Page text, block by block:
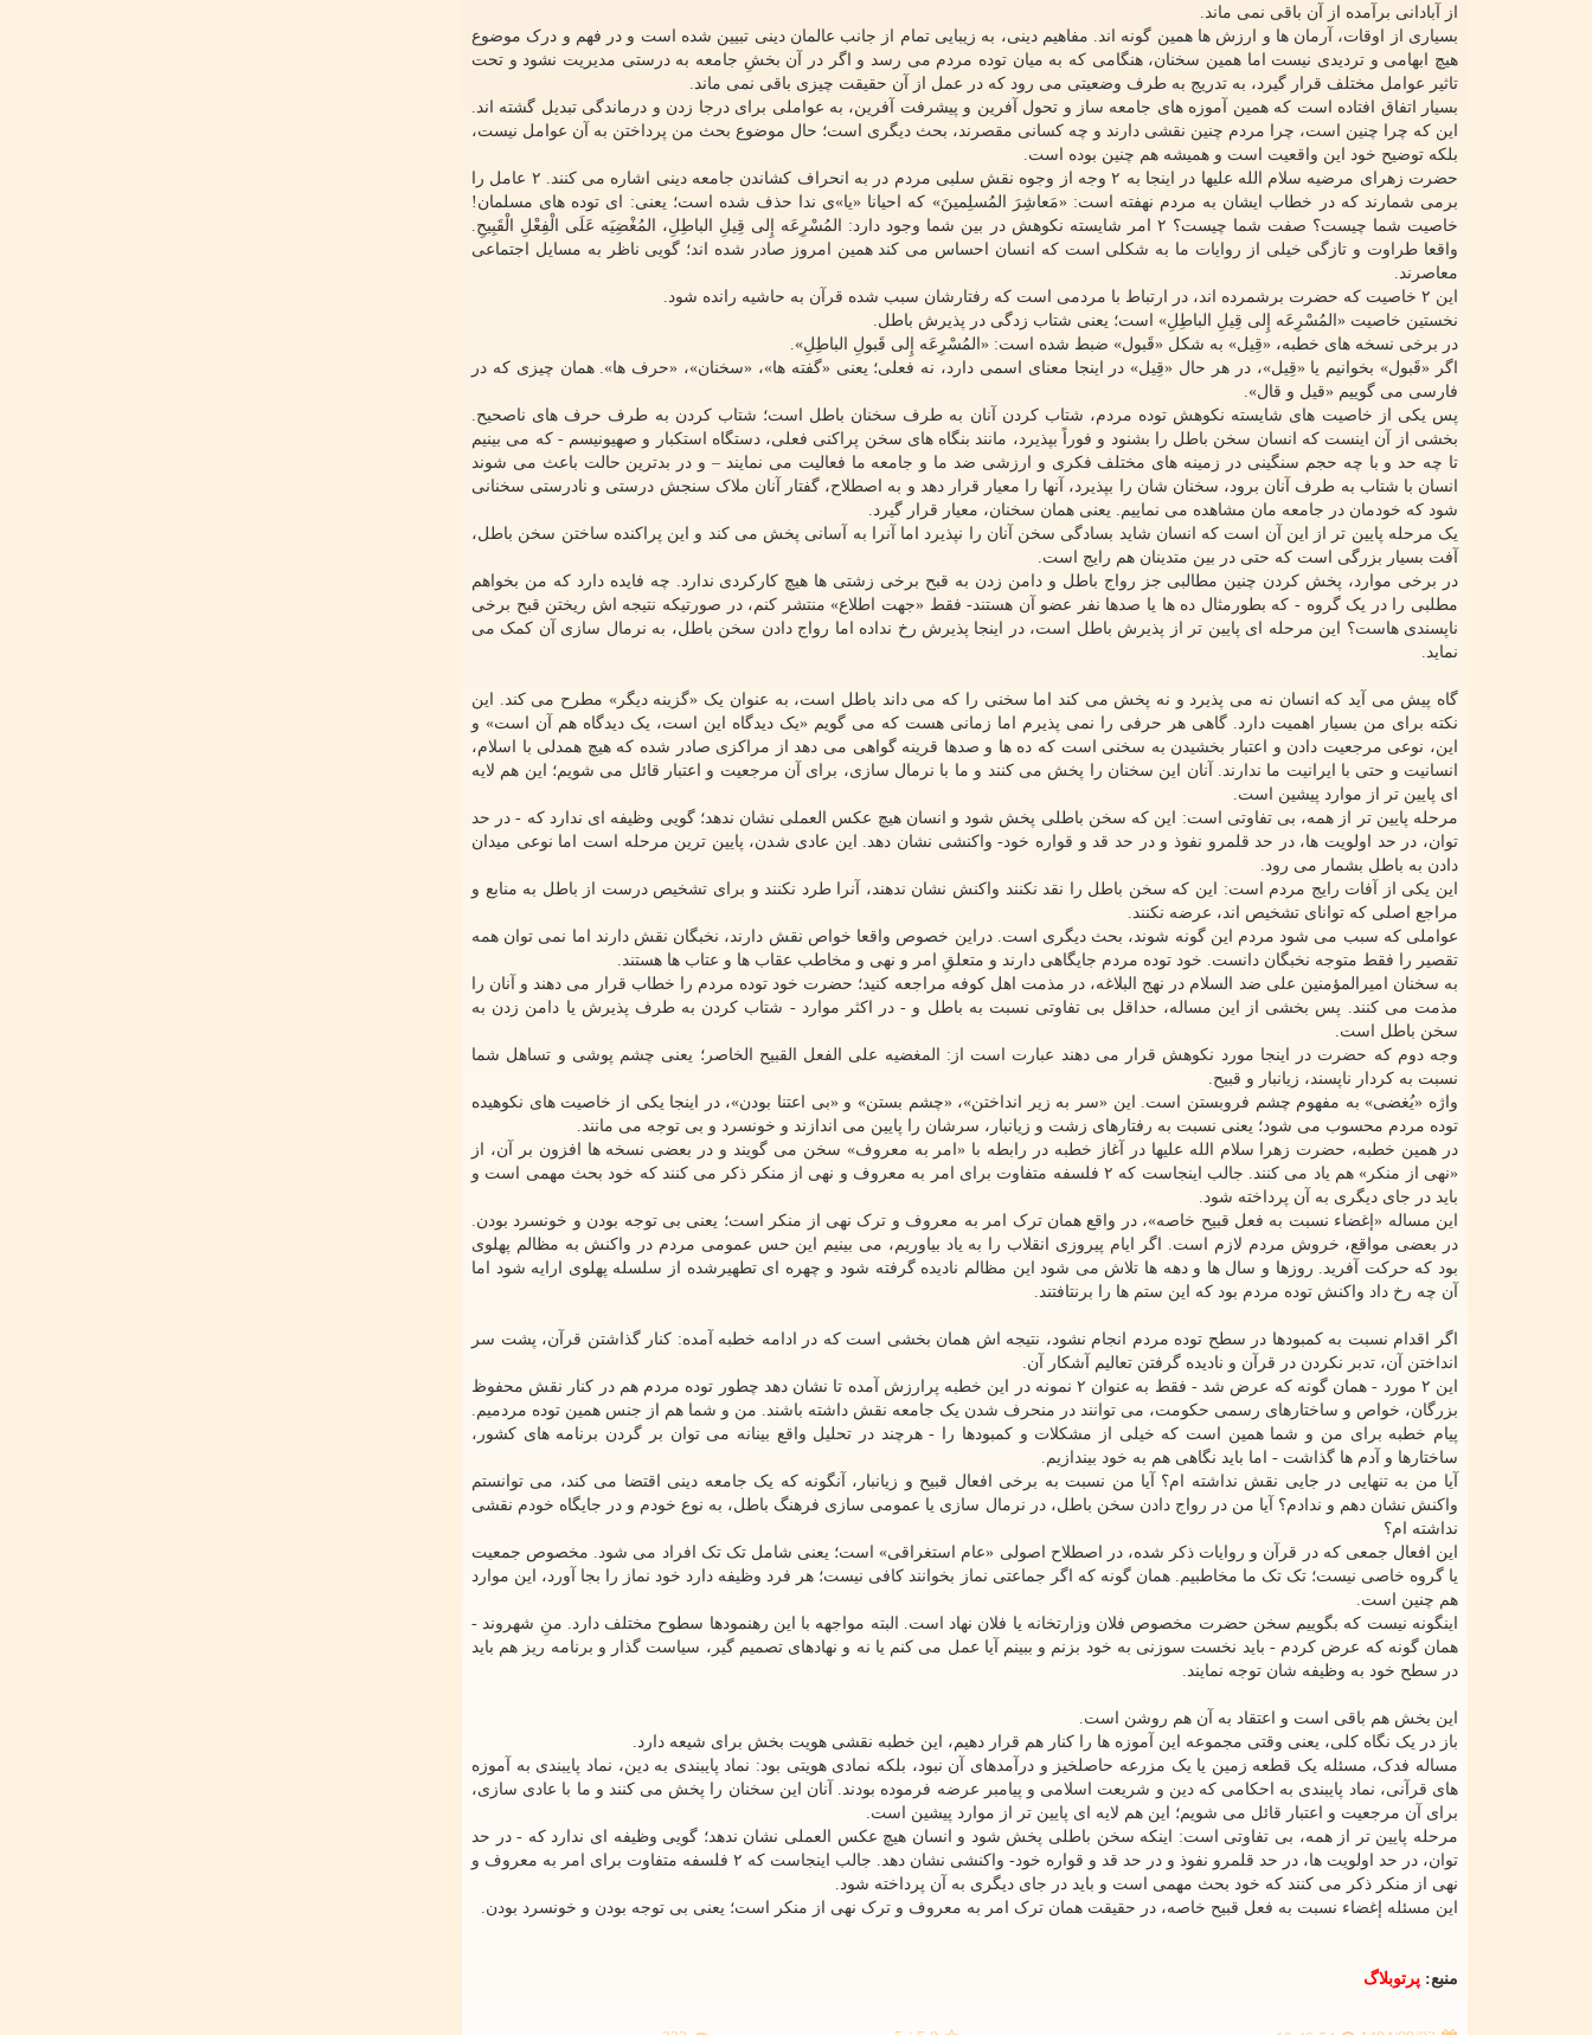
از آبادانی برآمده از آن باقی نمی ماند.
بسیاری از اوقات، آرمان ها و ارزش ها همین گونه اند. مفاهیم دینی، به زیبایی تمام از جانب عالمان دینی تبیین شده است و در فهم و درک موضوع
هیچ ابهامی و تردیدی نیست اما همین سخنان، هنگامی که به میان توده مردم می رسد و اگر در آن بخشِ جامعه به درستی مدیریت نشود و تحت
تاثیر عوامل مختلف قرار گیرد، به تدریج به طرف وضعیتی می رود که در عمل از آن حقیقت چیزی باقی نمی ماند.
بسیار اتفاق افتاده است که همین آموزه های جامعه ساز و تحول آفرین و پیشرفت آفرین، به عواملی برای درجا زدن و درماندگی تبدیل گشته اند.
این که چرا چنین است، چرا مردم چنین نقشی دارند و چه کسانی مقصرند، بحث دیگری است؛ حال موضوع بحث من پرداختن به آن عوامل نیست،
بلکه توضیح خود این واقعیت است و همیشه هم چنین بوده است.
حضرت زهرای مرضیه سلام الله علیها در اینجا به ۲ وجه از وجوه نقش سلبی مردم در به انحراف کشاندن جامعه دینی اشاره می کنند. ۲ عامل را
برمی شمارند که در خطاب ایشان به مردم نهفته است: «مَعاشِرَ المُسلِمینَ» که احیانا «یا»ی ندا حذف شده است؛ یعنی: ای توده های مسلمان!
خاصیت شما چیست؟ صفت شما چیست؟ ۲ امر شایسته نکوهش در بین شما وجود دارد: المُسْرِعَه إِلی قِیلِ الباطِلِ، المُغْضِیَه عَلَی الْفِعْلِ الْقَبِیحِ.
واقعا طراوت و تازگی خیلی از روایات ما به شکلی است که انسان احساس می کند همین امروز صادر شده اند؛ گویی ناظر به مسایل اجتماعی
معاصرند.
این ۲ خاصیت که حضرت برشمرده اند، در ارتباط با مردمی است که رفتارشان سبب شده قرآن به حاشیه رانده شود.
نخستین خاصیت «المُسْرِعَه إِلی قِیلِ الباطِلِ» است؛ یعنی شتاب زدگی در پذیرش باطل.
در برخی نسخه های خطبه، «قِیل» به شکل «قَبول» ضبط شده است: «المُسْرِعَه إِلی قَبولِ الباطِلِ».
اگر «قَبول» بخوانیم یا «قِیل»، در هر حال «قِیل» در اینجا معنای اسمی دارد، نه فعلی؛ یعنی «گفته ها»، «سخنان»، «حرف ها». همان چیزی که در
فارسی می گوییم «قیل و قال».
پس یکی از خاصیت های شایسته نکوهش توده مردم، شتاب کردن آنان به طرف سخنان باطل است؛ شتاب کردن به طرف حرف های ناصحیح.
بخشی از آن اینست که انسان سخن باطل را بشنود و فوراً بپذیرد، مانند بنگاه های سخن پراکنی فعلی، دستگاه استکبار و صهیونیسم - که می بینیم
تا چه حد و با چه حجم سنگینی در زمینه های مختلف فکری و ارزشی ضد ما و جامعه ما فعالیت می نمایند – و در بدترین حالت باعث می شوند
انسان با شتاب به طرف آنان برود، سخنان شان را بپذیرد، آنها را معیار قرار دهد و به اصطلاح، گفتار آنان ملاک سنجش درستی و نادرستی سخنانی
شود که خودمان در جامعه مان مشاهده می نماییم. یعنی همان سخنان، معیار قرار گیرد.
یک مرحله پایین تر از این آن است که انسان شاید بسادگی سخن آنان را نپذیرد اما آنرا به آسانی پخش می کند و این پراکنده ساختن سخن باطل،
آفت بسیار بزرگی است که حتی در بین متدینان هم رایج است.
در برخی موارد، پخش کردن چنین مطالبی جز رواج باطل و دامن زدن به قبح برخی زشتی ها هیچ کارکردی ندارد. چه فایده دارد که من بخواهم
مطلبی را در یک گروه - که بطورمثال ده ها یا صدها نفر عضو آن هستند- فقط «جهت اطلاع» منتشر کنم، در صورتیکه نتیجه اش ریختن قبح برخی
ناپسندی هاست؟ این مرحله ای پایین تر از پذیرش باطل است، در اینجا پذیرش رخ نداده اما رواج دادن سخن باطل، به نرمال سازی آن کمک می
نماید.
گاه پیش می آید که انسان نه می پذیرد و نه پخش می کند اما سخنی را که می داند باطل است، به عنوان یک «گزینه دیگر» مطرح می کند. این
نکته برای من بسیار اهمیت دارد. گاهی هر حرفی را نمی پذیرم اما زمانی هست که می گویم «یک دیدگاه این است، یک دیدگاه هم آن است» و
این، نوعی مرجعیت دادن و اعتبار بخشیدن به سخنی است که ده ها و صدها قرینه گواهی می دهد از مراکزی صادر شده که هیچ همدلی با اسلام،
انسانیت و حتی با ایرانیت ما ندارند. آنان این سخنان را پخش می کنند و ما با نرمال سازی، برای آن مرجعیت و اعتبار قائل می شویم؛ این هم لایه
ای پایین تر از موارد پیشین است.
مرحله پایین تر از همه، بی تفاوتی است: این که سخن باطلی پخش شود و انسان هیچ عکس العملی نشان ندهد؛ گویی وظیفه ای ندارد که - در حد
توان، در حد اولویت ها، در حد قلمرو نفوذ و در حد قد و قواره خود- واکنشی نشان دهد. این عادی شدن، پایین ترین مرحله است اما نوعی میدان
دادن به باطل بشمار می رود.
این یکی از آفات رایج مردم است: این که سخن باطل را نقد نکنند واکنش نشان ندهند، آنرا طرد نکنند و برای تشخیص درست از باطل به منابع و
مراجع اصلی که توانای تشخیص اند، عرضه نکنند.
عواملی که سبب می شود مردم این گونه شوند، بحث دیگری است. دراین خصوص واقعا خواص نقش دارند، نخبگان نقش دارند اما نمی توان همه
تقصیر را فقط متوجه نخبگان دانست. خود توده مردم جایگاهی دارند و متعلقِ امر و نهی و مخاطب عقاب ها و عتاب ها هستند.
به سخنان امیرالمؤمنین علی ضد السلام در نهج البلاغه، در مذمت اهل کوفه مراجعه کنید؛ حضرت خود توده مردم را خطاب قرار می دهند و آنان را
مذمت می کنند. پس بخشی از این مساله، حداقل بی تفاوتی نسبت به باطل و - در اکثر موارد - شتاب کردن به طرف پذیرش یا دامن زدن به
سخن باطل است.
وجه دوم که حضرت در اینجا مورد نکوهش قرار می دهند عبارت است از: المغضیه علی الفعل القبیح الخاصر؛ یعنی چشم پوشی و تساهل شما
نسبت به کردار ناپسند، زیانبار و قبیح.
واژه «یُغضی» به مفهوم چشم فروبستن است. این «سر به زیر انداختن»، «چشم بستن» و «بی اعتنا بودن»، در اینجا یکی از خاصیت های نکوهیده
توده مردم محسوب می شود؛ یعنی نسبت به رفتارهای زشت و زیانبار، سرشان را پایین می اندازند و خونسرد و بی توجه می مانند.
در همین خطبه، حضرت زهرا سلام الله علیها در آغاز خطبه در رابطه با «امر به معروف» سخن می گویند و در بعضی نسخه ها افزون بر آن، از
«نهی از منکر» هم یاد می کنند. جالب اینجاست که ۲ فلسفه متفاوت برای امر به معروف و نهی از منکر ذکر می کنند که خود بحث مهمی است و
باید در جای دیگری به آن پرداخته شود.
این مساله «إغضاء نسبت به فعل قبیح خاصه»، در واقع همان ترک امر به معروف و ترک نهی از منکر است؛ یعنی بی توجه بودن و خونسرد بودن.
در بعضی مواقع، خروش مردم لازم است. اگر ایام پیروزی انقلاب را به یاد بیاوریم، می بینیم این حس عمومی مردم در واکنش به مظالم پهلوی
بود که حرکت آفرید. روزها و سال ها و دهه ها تلاش می شود این مظالم نادیده گرفته شود و چهره ای تطهیرشده از سلسله پهلوی ارایه شود اما
آن چه رخ داد واکنش توده مردم بود که این ستم ها را برنتافتند.
اگر اقدام نسبت به کمبودها در سطح توده مردم انجام نشود، نتیجه اش همان بخشی است که در ادامه خطبه آمده: کنار گذاشتن قرآن، پشت سر
انداختن آن، تدبر نکردن در قرآن و نادیده گرفتن تعالیم آشکار آن.
این ۲ مورد - همان گونه که عرض شد - فقط به عنوان ۲ نمونه در این خطبه پرارزش آمده تا نشان دهد چطور توده مردم هم در کنار نقش محفوظ
بزرگان، خواص و ساختارهای رسمی حکومت، می توانند در منحرف شدن یک جامعه نقش داشته باشند. من و شما هم از جنس همین توده مردمیم.
پیام خطبه برای من و شما همین است که خیلی از مشکلات و کمبودها را - هرچند در تحلیل واقع بینانه می توان بر گردن برنامه های کشور،
ساختارها و آدم ها گذاشت - اما باید نگاهی هم به خود بیندازیم.
آیا من به تنهایی در جایی نقش نداشته ام؟ آیا من نسبت به برخی افعال قبیح و زیانبار، آنگونه که یک جامعه دینی اقتضا می کند، می توانستم
واکنش نشان دهم و ندادم؟ آیا من در رواج دادن سخن باطل، در نرمال سازی یا عمومی سازی فرهنگ باطل، به نوع خودم و در جایگاه خودم نقشی
نداشته ام؟
این افعال جمعی که در قرآن و روایات ذکر شده، در اصطلاح اصولی «عام استغراقی» است؛ یعنی شامل تک تک افراد می شود. مخصوص جمعیت
یا گروه خاصی نیست؛ تک تک ما مخاطبیم. همان گونه که اگر جماعتی نماز بخوانند کافی نیست؛ هر فرد وظیفه دارد خود نماز را بجا آورد، این موارد
هم چنین است.
اینگونه نیست که بگوییم سخن حضرت مخصوص فلان وزارتخانه یا فلان نهاد است. البته مواجهه با این رهنمودها سطوح مختلف دارد. منِ شهروند -
همان گونه که عرض کردم - باید نخست سوزنی به خود بزنم و ببینم آیا عمل می کنم یا نه و نهادهای تصمیم گیر، سیاست گذار و برنامه ریز هم باید
در سطح خود به وظیفه شان توجه نمایند.
این بخش هم باقی است و اعتقاد به آن هم روشن است.
باز در یک نگاه کلی، یعنی وقتی مجموعه این آموزه ها را کنار هم قرار دهیم، این خطبه نقشی هویت بخش برای شیعه دارد.
مساله فدک، مسئله یک قطعه زمین یا یک مزرعه حاصلخیز و درآمدهای آن نبود، بلکه نمادی هویتی بود: نماد پایبندی به دین، نماد پایبندی به آموزه
های قرآنی، نماد پایبندی به احکامی که دین و شریعت اسلامی و پیامبر عرضه فرموده بودند. آنان این سخنان را پخش می کنند و ما با عادی سازی،
برای آن مرجعیت و اعتبار قائل می شویم؛ این هم لایه ای پایین تر از موارد پیشین است.
مرحله پایین تر از همه، بی تفاوتی است: اینکه سخن باطلی پخش شود و انسان هیچ عکس العملی نشان ندهد؛ گویی وظیفه ای ندارد که - در حد
توان، در حد اولویت ها، در حد قلمرو نفوذ و در حد قد و قواره خود- واکنشی نشان دهد. جالب اینجاست که ۲ فلسفه متفاوت برای امر به معروف و
نهی از منکر ذکر می کنند که خود بحث مهمی است و باید در جای دیگری به آن پرداخته شود.
این مسئله إغضاء نسبت به فعل قبیح خاصه، در حقیقت همان ترک امر به معروف و ترک نهی از منکر است؛ یعنی بی توجه بودن و خونسرد بودن.
منبع: پرتوبلاگ